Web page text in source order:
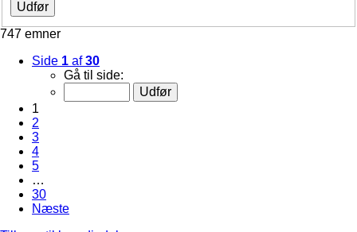
747 emner
Side 1 af30
Gå til side:
1
2
3
4
5
…
30
Næste